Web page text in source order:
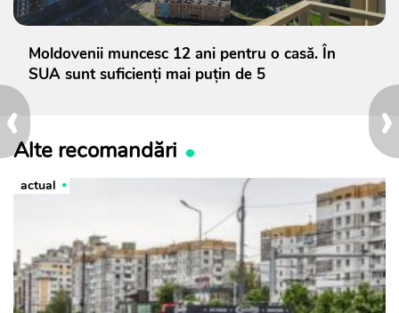
›
‹
Moldovenii muncesc 12 ani pentru o casă. În
SUA sunt suficienți mai puțin de 5
Alte recomandări
actual